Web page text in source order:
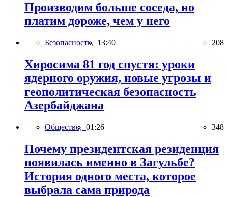
Производим больше соседа, но
платим дороже, чем у него
Безопасность, 13:40 208
Хиросима 81 год спустя: уроки
ядерного оружия, новые угрозы и
геополитическая безопасность
Азербайджана
Общество, 01:26 348
Почему президентская резиденция
появилась именно в Загульбе?
История одного места, которое
выбрала сама природа